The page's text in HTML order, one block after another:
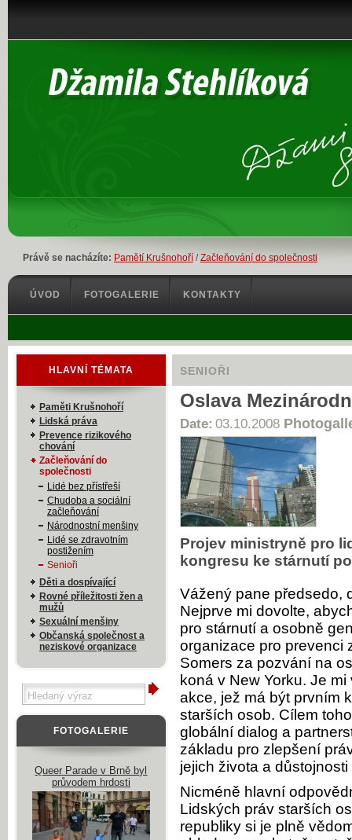
Právě se nacházíte: Pamětí Krušnohoří /Začleňování do společnosti
SENIOŘI
Oslava
Date: 03.10.2008
Projev ministryně pro
kongresu ke stárnutí
Vážený pane předsedo,
Nejprve mi dovolte,
pro stárnutí a osobně
organizace pro prevenci
Somers za pozvání na
koná v New Yorku. Je
akce, jež má být prvním
starších osob. Cílem
globální dialog a
základu pro zlepšení
jejich života a
Nicméně hlavní
Lidských práv starších
republiky si je plně
HLAVNÍ TÉMATA
Paměti Krušnohoří
Lidská práva
Prevence rizikového
chování
Začleňování do
společnosti
Lidé bez přístřeší
Chudoba a sociální
začleňování
Národnostní menšiny
Lidé se zdravotním
postižením
Senioři
Děti a dospívající
Rovné příležitosti žen a
mužů
Sexuální menšiny
Občanská společnost a
neziskové organizace
FOTOGALERIE
Queer Parade v Brně byl
průvodem hrdosti
ÚVOD FOTOGALERIE KONTAKTY